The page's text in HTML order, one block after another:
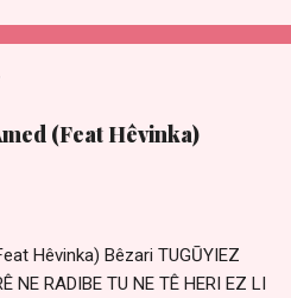
(Feat Hêvinka)
Hêvinka) Bêzari TUGŪYIEZ
NE RADIBE TU NE TÊ HERI EZ LI